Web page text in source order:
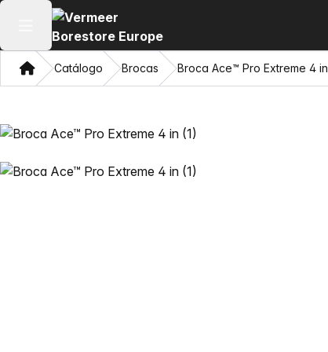
Abrir menu principal
CasaCatálogo Brocas Broca Ace™ Pro Extreme 4 in